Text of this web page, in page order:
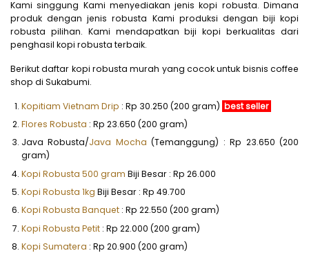
Kami singgung Kami menyediakan jenis kopi robusta. Dimana
produk dengan jenis robusta Kami produksi dengan biji kopi
robusta pilihan. Kami mendapatkan biji kopi berkualitas dari
penghasil kopi robusta terbaik.
Berikut daftar kopi robusta murah yang cocok untuk bisnis coffee
shop di Sukabumi.
Kopitiam Vietnam Drip : Rp 30.250 (200 gram) best seller
Flores Robusta : Rp 23.650 (200 gram)
Java Robusta/Java Mocha (Temanggung) : Rp 23.650 (200
gram)
Kopi Robusta 500 gram Biji Besar : Rp 26.000
Kopi Robusta 1kg Biji Besar : Rp 49.700
Kopi Robusta Banquet : Rp 22.550 (200 gram)
Kopi Robusta Petit : Rp 22.000 (200 gram)
Kopi Sumatera : Rp 20.900 (200 gram)